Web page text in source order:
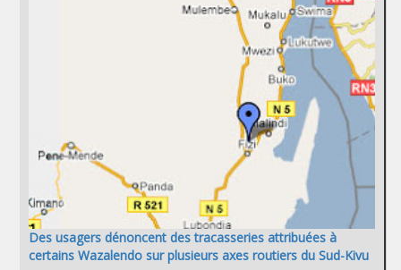
Des usagers dénoncent des tracasseries attribuées à
certains Wazalendo sur plusieurs axes routiers du Sud-Kivu